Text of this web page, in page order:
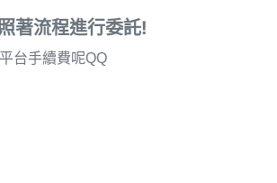
著流程進行委託!
台手續費呢QQ